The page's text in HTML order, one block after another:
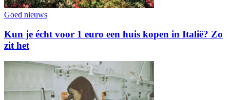
Goed nieuws
Kun je écht voor 1 euro een huis kopen in Italië? Zo
zit het